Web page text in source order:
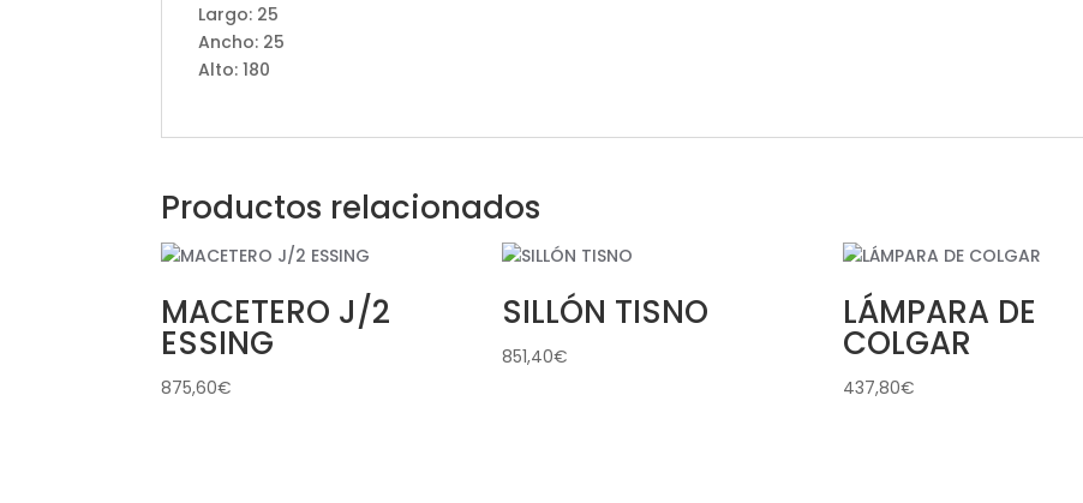
Largo: 25
Ancho: 25
Alto: 180
Productos relacionados
MACETERO J/2
ESSING
875,60€
SILLÓN TISNO
851,40€
LÁMPARA DE
COLGAR
437,80€